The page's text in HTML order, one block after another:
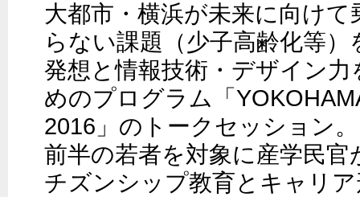
大都市・横浜が未来に向け
らない課題（少子高齢化等
発想と情報技術・デザイン
めのプログラム「
2016」のトークセッション
前半の若者を対象に産学民
チズンシップ教育とキャリ